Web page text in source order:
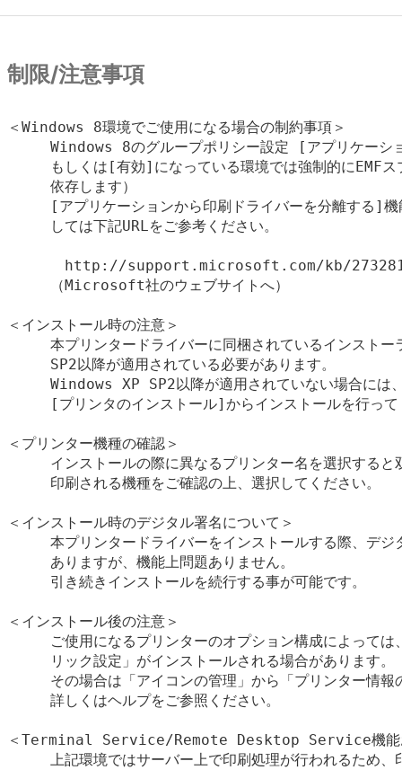
制限/注意事項
＜Windows 8環境でご使用になる場合の制約事項＞
Windows 8のグループポリシー設定 [アプリケーシ
もしくは[有効]になっている環境では強制的にEMFス
依存します）
[アプリケーションから印刷ドライバーを分離する]機
しては下記URLをご参考ください。
http://support.microsoft.com/kb/
（Microsoft社のウェブサイトへ）
＜インストール時の注意＞
本プリンタードライバーに同梱されているインストー
SP2以降が適用されている必要があります。
Windows XP SP2以降が適用されていない場合には、
[プリンタのインストール]からインストールを行って
＜プリンター機種の確認＞
インストールの際に異なるプリンター名を選択すると
印刷される機種をご確認の上、選択してください。
＜インストール時のデジタル署名について＞
本プリンタードライバーをインストールする際、デジ
ありますが、機能上問題ありません。
引き続きインストールを続行する事が可能です。
＜インストール後の注意＞
ご使用になるプリンターのオプション構成によっては
リック設定」がインストールされる場合があります。
その場合は「アイコンの管理」から「プリンター情報
詳しくはヘルプをご参照ください。
＜Terminal Service/Remote Desktop Service機能お
上記環境ではサーバー上で印刷処理が行われるため、